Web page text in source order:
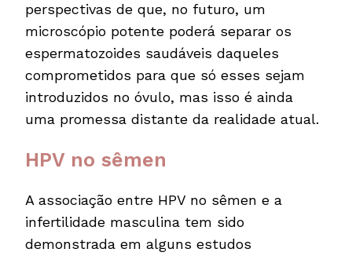
perspectivas de que, no futuro, um
microscópio potente poderá separar os
espermatozoides saudáveis daqueles
comprometidos para que só esses sejam
introduzidos no óvulo, mas isso é ainda
uma promessa distante da realidade atual.
HPV no sêmen
A associação entre HPV no sêmen e a
infertilidade masculina tem sido
demonstrada em alguns estudos